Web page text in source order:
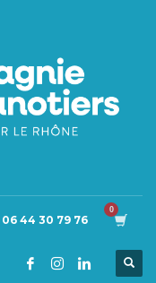
06 44 30 79 76